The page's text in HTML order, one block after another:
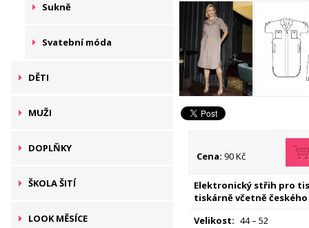
Sukně
Svatební móda
DĚTI
MUŽI
DOPLŇKY
ŠKOLA ŠITÍ
LOOK MĚSÍCE
Cena: 90 Kč
Elektronický střih pro
tiskárně včetně českého
Velikost: 44 – 52